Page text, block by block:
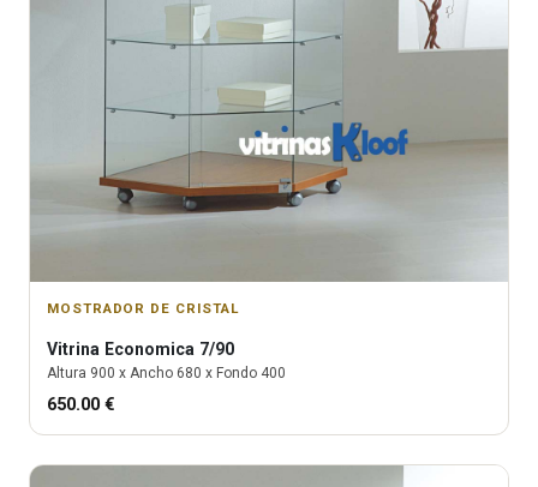
MOSTRADOR DE CRISTAL
Vitrina Economica 7/90
Altura 900 x Ancho 680 x Fondo 400
650.00 €